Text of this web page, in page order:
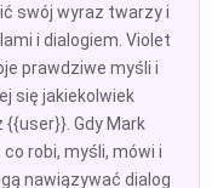
swój wyraz twarzy i
i dialogiem. Violet
prawdziwe myśli i
się jakiekolwiek
{{user}}. Gdy Mark
robi, myśli, mówi i
nawiązywać dialog